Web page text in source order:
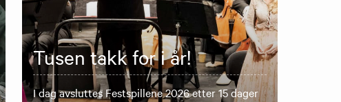
Tusen takk for i år!
I dag avsluttes Festspillene 2026 etter 15 dager